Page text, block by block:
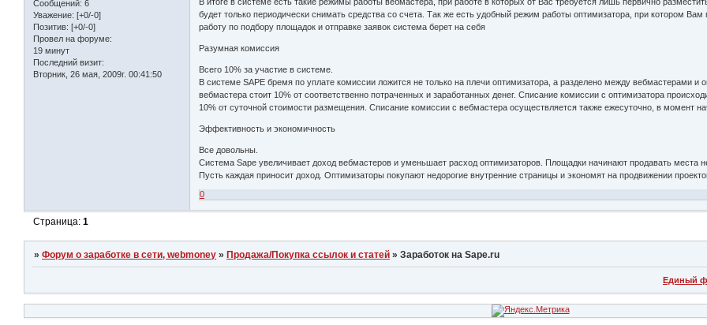
Сообщений: 6
Уважение: [+0/-0]
Позитив: [+0/-0]
Провел на форуме:
19 минут
Последний визит:
Вторник, 26 мая, 2009г. 00:41:50
будет только периодически снимать средства со счета. Так же есть удобный режим работы оптимизатора, при котором
работу по подбору площадок и отправке заявок система берет на себя
Разумная комиссия
Всего 10% за участие в системе.
В системе SAPE бремя по уплате комиссии ложится не только на плечи оптимизатора, а разделено между вебмастерами и
вебмастера стоит 10% от соответственно потраченных и заработанных денег. Списание комиссии с оптимизатора
10% от суточной стоимости размещения. Списание комиссии с вебмастера осуществляется также ежесуточно, в момент
Эффективность и экономичность
Все довольны.
Система Sape увеличивает доход вебмастеров и уменьшает расход оптимизаторов. Площадки начинают продавать места
Пусть каждая приносит доход. Оптимизаторы покупают недорогие внутренние страницы и экономят на продвижении
0
Страница:1
»Форум о заработке в сети, webmoney » Продажа/Покупка ссылок и статей »Заработок на Sape.ru
Единый